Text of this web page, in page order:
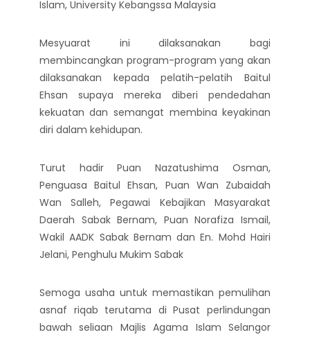
Islam, University Kebangssa Malaysia
Mesyuarat ini dilaksanakan bagi
membincangkan program-program yang akan
dilaksanakan kepada pelatih-pelatih Baitul
Ehsan supaya mereka diberi pendedahan
kekuatan dan semangat membina keyakinan
diri dalam kehidupan.
Turut hadir Puan Nazatushima Osman,
Penguasa Baitul Ehsan, Puan Wan Zubaidah
Wan Salleh, Pegawai Kebajikan Masyarakat
Daerah Sabak Bernam, Puan Norafiza Ismail,
Wakil AADK Sabak Bernam dan En. Mohd Hairi
Jelani, Penghulu Mukim Sabak
Semoga usaha untuk memastikan pemulihan
asnaf riqab terutama di Pusat perlindungan
bawah seliaan Majlis Agama Islam Selangor